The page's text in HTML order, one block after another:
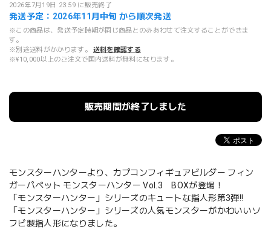
2026年7月19日 23:59 に販売終了
発送予定：2026年11月中旬 から順次発送
※この商品は、発送予定時期が同じ商品とのみあわせて注文することができま
す。
※別途送料がかかります。
送料を確認する
※¥10,000以上のご注文で国内送料が無料になります。
販売期間が終了しました
モンスターハンターより、カプコンフィギュアビルダー フィン
ガーパペット モンスターハンター Vol.3 BOXが登場！
「モンスターハンター」シリーズのキュートな指人形第3弾!!
「モンスターハンター」シリーズの人気モンスターがかわいいソ
フビ製指人形になりました。